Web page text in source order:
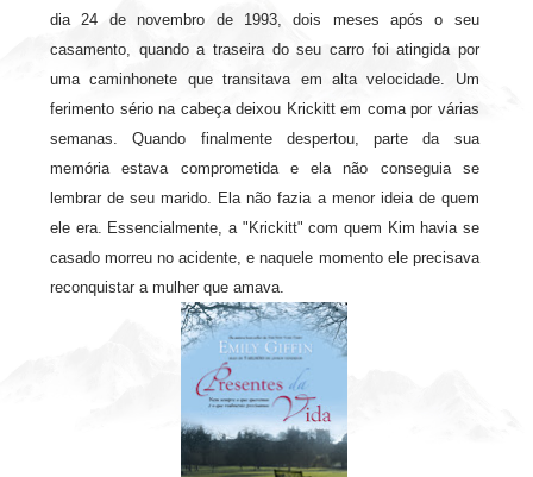
dia 24 de novembro de 1993, dois meses após o seu
casamento, quando a traseira do seu carro foi atingida por
uma caminhonete que transitava em alta velocidade. Um
ferimento sério na cabeça deixou Krickitt em coma por várias
semanas. Quando finalmente despertou, parte da sua
memória estava comprometida e ela não conseguia se
lembrar de seu marido. Ela não fazia a menor ideia de quem
ele era. Essencialmente, a "Krickitt" com quem Kim havia se
casado morreu no acidente, e naquele momento ele precisava
reconquistar a mulher que amava.